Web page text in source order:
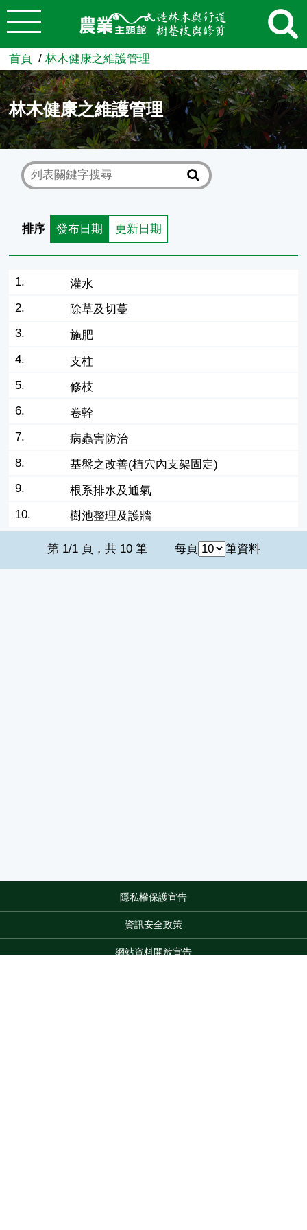
跳到主要內容
農業知識入口網
首頁 林木健康之維護管理
林木健康之維護管理
排序 發布日期 更新日期
1.
灌水
2.
除草及切蔓
3.
施肥
4.
支柱
5.
修枝
6.
卷幹
7.
病蟲害防治
8.
基盤之改善(植穴內支架固定)
9.
根系排水及通氣
10.
樹池整理及護牆
第 1/1 頁，共 10 筆 每頁 筆資料
隱私權保護宣告
資訊安全政策
網站資料開放宣告